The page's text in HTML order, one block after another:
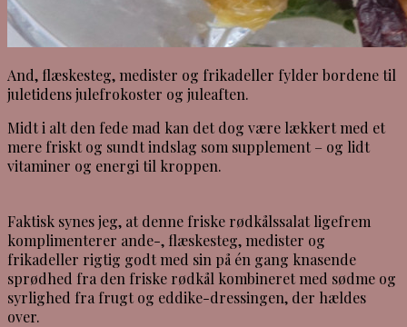
And, flæskesteg, medister og frikadeller fylder bordene til
juletidens julefrokoster og juleaften.
Midt i alt den fede mad kan det dog være lækkert med et
mere friskt og sundt indslag som supplement – og lidt
vitaminer og energi til kroppen.
Faktisk synes jeg, at denne friske rødkålssalat ligefrem
komplimenterer ande-, flæskesteg, medister og
frikadeller rigtig godt med sin på én gang knasende
sprødhed fra den friske rødkål kombineret med sødme og
syrlighed fra frugt og eddike-dressingen, der hældes
over.